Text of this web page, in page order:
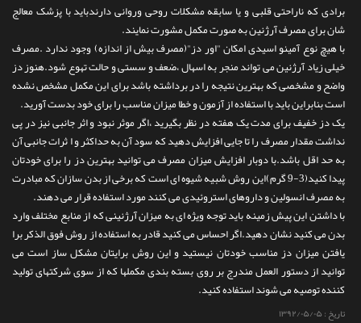
برادی که ناراحتی قلبی و یا سابقه مشکلات روحی وروانی دارندباید با پزشک معالج
شان برای مصرف آرژنین به صورت مکمل مشورت نمایند.
با هیچ نوع آمینو اسیدی امکان "اور دز"(مصرف بیش از اندازه) وجود ندارد .مصرف
خیلی زیاد آرژنین می تواند منجر به اسهال ،ضعف و سستی و حالت تهوع شود.هنوز دز
واضح و مشخصی که بهترین نتیجه را در برداشته باشد برای این مکمل مشخص نشده
است بنابراین باید با استفاده از آزمون و خطا میزان مناسب را برای خود بدست آورید.
یک دز خفیف برای مدت یک هفته در نظر بگیرید ،اگر موثر نبود و اثر جانبی نیز در پی
نداشت مقدار مصرف را تا جایی افزایش دهید که سود آن به حداکثر و ا ثرات جانبی آن
به حد اقل باشد.با دوبار افزایش میزان مصرف می توانید بهترین دز را برای خودتان
پیدا کنید(3-9 گرم)این روش شبیه شیوه ای است که برخی از بدن سازان که مبادرت
به مصرف انسولین و داروهای استروئیدی می کنند مورد استفاده قرار می دهند.
با داشتن این پیش زمینه باید توجه ویژه ای به میزان آرژنینی که از منابع مختلف وارد
بدن می کنید نشان دهید.اگر احساس می کنید قادر به استفاده از روش فوق الذکر برا
یافتن میزان دز مناسب خودتان نیستید و این روش برایتان مشکل ساز است می
توانید از دستور العمل مندرج بر روی بسته بندی مکملها که از سوی شرکتهای تولید
کننده توصیه می شوند استفاده کنید.
تاریخ :۱۳۹۲/۰۵/۰۵